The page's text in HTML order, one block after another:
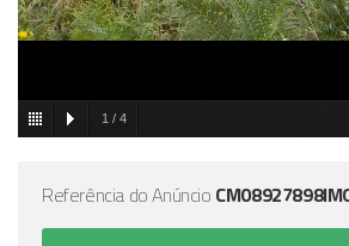
1 / 4
Referência do Anúncio